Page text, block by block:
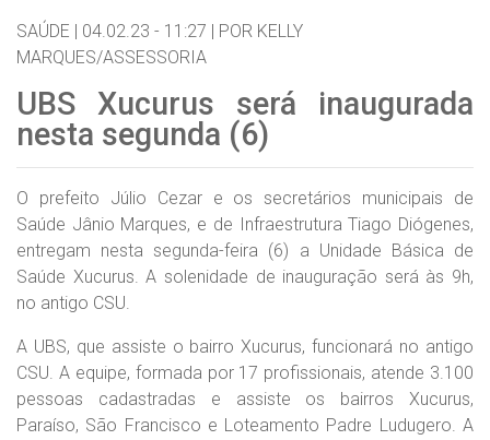
SAÚDE | 04.02.23 - 11:27 | POR KELLY
MARQUES/ASSESSORIA
UBS Xucurus será inaugurada
nesta segunda (6)
O prefeito Júlio Cezar e os secretários municipais de
Saúde Jânio Marques, e de Infraestrutura Tiago Diógenes,
entregam nesta segunda-feira (6) a Unidade Básica de
Saúde Xucurus. A solenidade de inauguração será às 9h,
no antigo CSU.
A UBS, que assiste o bairro Xucurus, funcionará no antigo
CSU. A equipe, formada por 17 profissionais, atende 3.100
pessoas cadastradas e assiste os bairros Xucurus,
Paraíso, São Francisco e Loteamento Padre Ludugero. A